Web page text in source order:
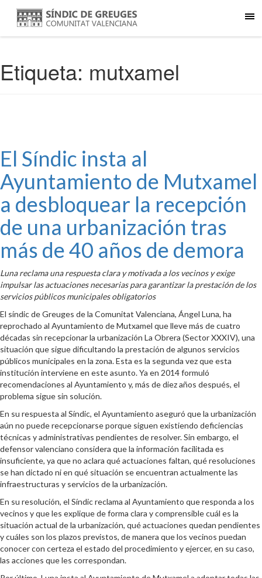
Etiqueta: mutxamel
El Síndic insta al
Ayuntamiento de Mutxamel
a desbloquear la recepción
de una urbanización tras
más de 40 años de demora
Luna reclama una respuesta clara y motivada a los vecinos y exige
impulsar las actuaciones necesarias para garantizar la prestación de los
servicios públicos municipales obligatorios
El síndic de Greuges de la Comunitat Valenciana, Ángel Luna, ha
reprochado al Ayuntamiento de Mutxamel que lleve más de cuatro
décadas sin recepcionar la urbanización La Obrera (Sector XXXIV), una
situación que sigue dificultando la prestación de algunos servicios
públicos municipales en la zona. Esta es la segunda vez que esta
institución interviene en este asunto. Ya en 2014 formuló
recomendaciones al Ayuntamiento y, más de diez años después, el
problema sigue sin solución.
En su respuesta al Síndic, el Ayuntamiento aseguró que la urbanización
aún no puede recepcionarse porque siguen existiendo deficiencias
técnicas y administrativas pendientes de resolver. Sin embargo, el
defensor valenciano considera que la información facilitada es
insuficiente, ya que no aclara qué actuaciones faltan, qué resoluciones
se han dictado ni en qué situación se encuentran actualmente las
infraestructuras y servicios de la urbanización.
En su resolución, el Síndic reclama al Ayuntamiento que responda a los
vecinos y que les explique de forma clara y comprensible cuál es la
situación actual de la urbanización, qué actuaciones quedan pendientes
y cuáles son los plazos previstos, de manera que los vecinos puedan
conocer con certeza el estado del procedimiento y ejercer, en su caso,
las acciones que les correspondan.